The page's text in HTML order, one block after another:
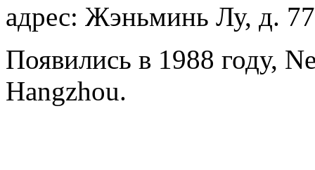
адрес: Жэньминь Лу, д. 77
Появились в 1988 году,
Hangzhou.